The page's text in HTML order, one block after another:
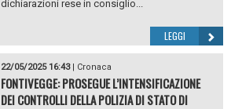
dichiarazioni rese in consiglio...
LEGGI
22/05/2025 16:43| Cronaca
FONTIVEGGE: PROSEGUE L’INTENSIFICAZIONE
DEI CONTROLLI DELLA POLIZIA DI STATO DI